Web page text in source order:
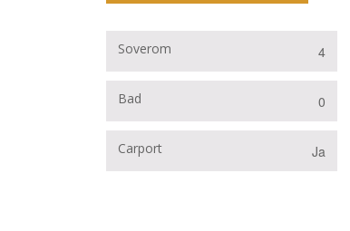
Soverom 4
Bad 0
Carport Ja